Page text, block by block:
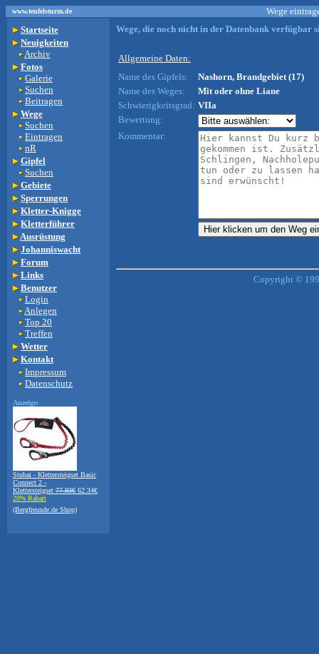
www.teufelsturm.de
Wege
Startseite
Neuigkeiten
Archiv
Fotos
Galerie
Suchen
Beitragen
Wege
Suchen
Eintragen
nR
Gipfel
Suchen
Gebiete
Sperrungen
Kletter-Knigge
Kletterführer
Ausrüstung
Johanniswacht
Forum
Links
Benutzer
Login
Anlegen
Top 20
Treffen
Wetter
Kontakt
Impressum
Datenschutz
Anzeige:
Stubai - Klettersteigset Basic
Connect 2 -
Klettersteigset 77.93€ 62.34€
20% Rabatt
(Bergfreunde.de Shop)
Wege, die noch nicht in der Datenbank verfügbar
Allgemeine Daten:
Name des Gipfels:
Nashorn, Brandgebiet (17)
Name des Weges:
Mit oder ohne Liane
Schwierigkeitsgrad: VIIa
Bewertung:
Kommentar:
Copyright ©